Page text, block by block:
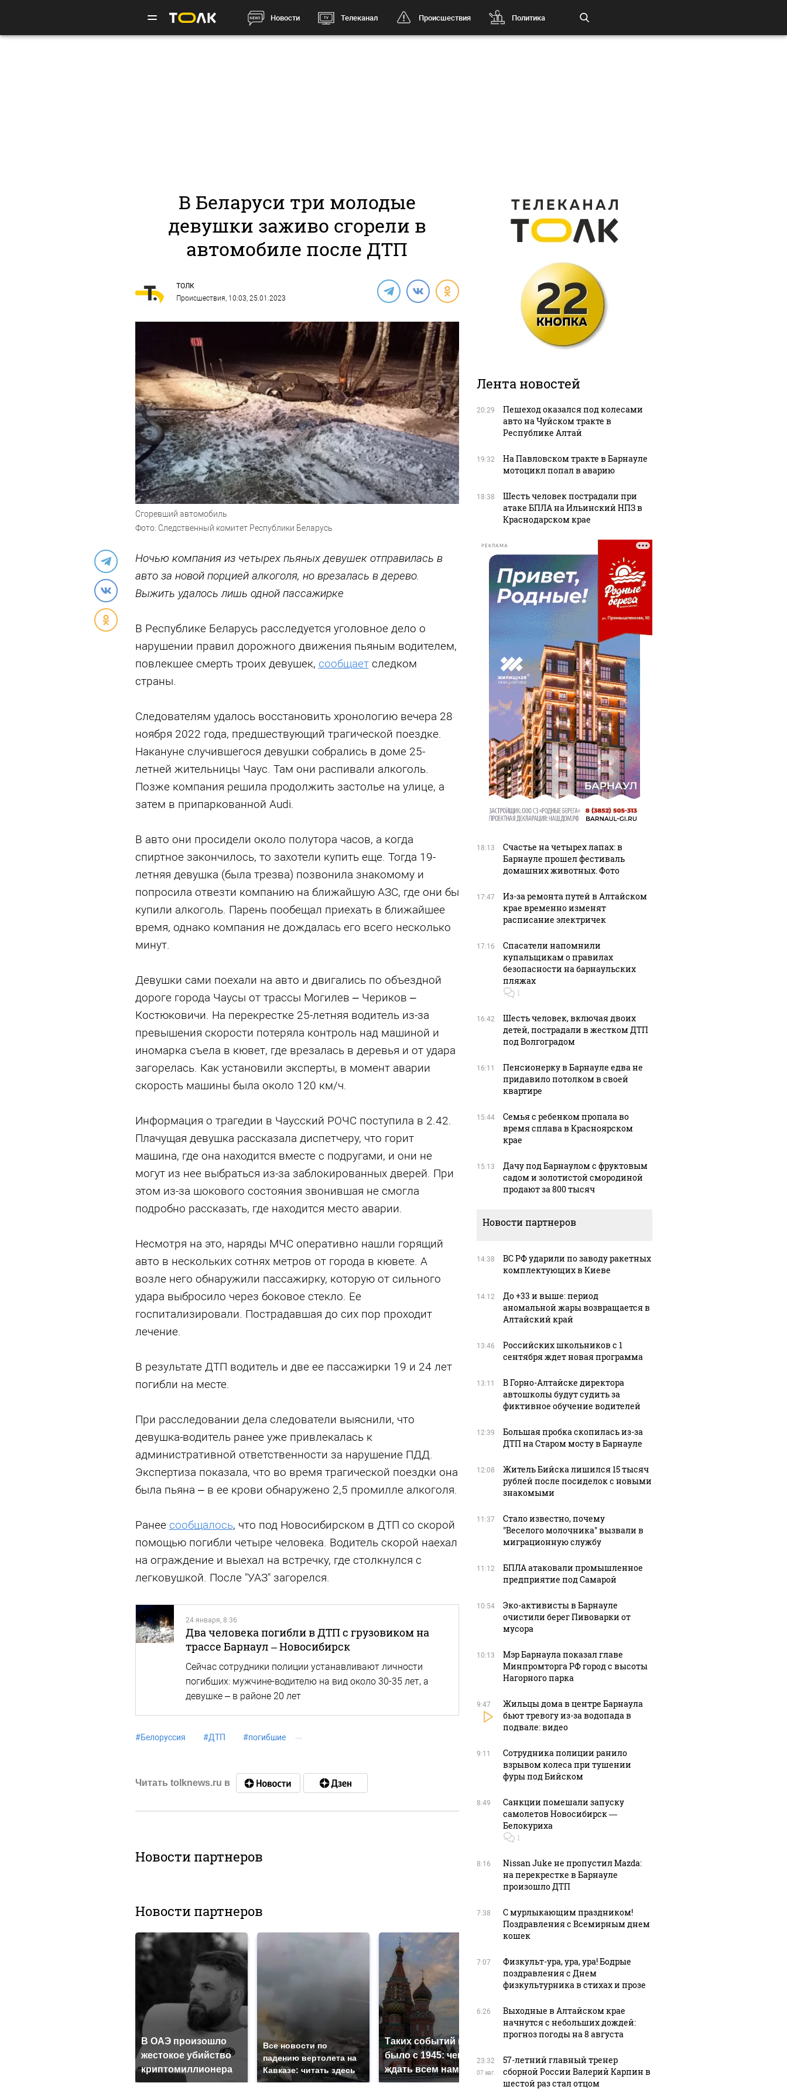
Новости Телеканал Происшествия Политика
В Беларуси три молодые
девушки заживо сгорели в
автомобиле после ДТП
ТОЛК
Происшествия, 10:03, 25.01.2023
Сгоревший автомобиль
Фото: Следственный комитет Республики Беларусь
Ночью компания из четырех пьяных девушек отправилась в
авто за новой порцией алкоголя, но врезалась в дерево.
Выжить удалось лишь одной пассажирке
В Республике Беларусь расследуется уголовное дело о
нарушении правил дорожного движения пьяным водителем,
повлекшее смерть троих девушек, сообщаетследком
страны.
Следователям удалось восстановить хронологию вечера 28
ноября 2022 года, предшествующий трагической поездке.
Накануне случившегося девушки собрались в доме 25-
летней жительницы Чаус. Там они распивали алкоголь.
Позже компания решила продолжить застолье на улице, а
затем в припаркованной Audi.
В авто они просидели около полутора часов, а когда
спиртное закончилось, то захотели купить еще. Тогда 19-
летняя девушка (была трезва) позвонила знакомому и
попросила отвезти компанию на ближайшую АЗС, где они бы
купили алкоголь. Парень пообещал приехать в ближайшее
время, однако компания не дождалась его всего несколько
минут.
Девушки сами поехали на авто и двигались по объездной
дороге города Чаусы от трассы Могилев – Чериков –
Костюковичи. На перекрестке 25-летняя водитель из-за
превышения скорости потеряла контроль над машиной и
иномарка съела в кювет, где врезалась в деревья и от удара
загорелась. Как установили эксперты, в момент аварии
скорость машины была около 120 км/ч.
Информация о трагедии в Чаусский РОЧС поступила в 2.42.
Плачущая девушка рассказала диспетчеру, что горит
машина, где она находится вместе с подругами, и они не
могут из нее выбраться из-за заблокированных дверей. При
этом из-за шокового состояния звонившая не смогла
подробно рассказать, где находится место аварии.
Несмотря на это, наряды МЧС оперативно нашли горящий
авто в нескольких сотнях метров от города в кювете. А
возле него обнаружили пассажирку, которую от сильного
удара выбросило через боковое стекло. Ее
госпитализировали. Пострадавшая до сих пор проходит
лечение.
В результате ДТП водитель и две ее пассажирки 19 и 24 лет
погибли на месте.
При расследовании дела следователи выяснили, что
девушка-водитель ранее уже привлекалась к
административной ответственности за нарушение ПДД.
Экспертиза показала, что во время трагической поездки она
была пьяна – в ее крови обнаружено 2,5 промилле алкоголя.
Ранее сообщалось, что под Новосибирском в ДТП со скорой
помощью погибли четыре человека. Водитель скорой наехал
на ограждение и выехал на встречку, где столкнулся с
легковушкой. После "УАЗ" загорелся.
24 января, 8:36
Два человека погибли в ДТП с грузовиком на
трассе Барнаул – Новосибирск
Сейчас сотрудники полиции устанавливают личности
погибших: мужчине-водителю на вид около 30-35 лет, а
девушке – в районе 20 лет
#Белоруссия #ДТП #погибшие
Читать tolknews.ru в
Новости партнеров
Новости партнеров
В ОАЭ произошло
жестокое убийство
криптомиллионера
Все новости по
падению вертолета на
Кавказе: читать здесь
Таких событий не
было с 1945: чего
ждать всем нам?
ажиотаж из-за этого
продукта: что купить?
СМИ: В Химках на
подожгли.
Лента новостей
20:29
Пешеход оказался под колесами
авто на Чуйском тракте в
Республике Алтай
19:32
На Павловском тракте в Барнауле
мотоцикл попал в аварию
18:38
Шесть человек пострадали при
атаке БПЛА на Ильинский НПЗ в
Краснодарском крае
РЕКЛАМА
18:13
Счастье на четырех лапах: в
Барнауле прошел фестиваль
домашних животных. Фото
17:47
Из-за ремонта путей в Алтайском
крае временно изменят
расписание электричек
17:16
Спасатели напомнили
купальщикам о правилах
безопасности на барнаульских
пляжах
1
16:42
Шесть человек, включая двоих
детей, пострадали в жестком ДТП
под Волгоградом
16:11
Пенсионерку в Барнауле едва не
придавило потолком в своей
квартире
15:44
Семья с ребенком пропала во
время сплава в Красноярском
крае
15:13
Дачу под Барнаулом с фруктовым
садом и золотистой смородиной
продают за 800 тысяч
Новости партнеров
14:38
ВС РФ ударили по заводу ракетных
комплектующих в Киеве
14:12
До +33 и выше: период
аномальной жары возвращается в
Алтайский край
13:46
Российских школьников с 1
сентября ждет новая программа
13:11
В Горно-Алтайске директора
автошколы будут судить за
фиктивное обучение водителей
12:39
Большая пробка скопилась из-за
ДТП на Старом мосту в Барнауле
12:08
Житель Бийска лишился 15 тысяч
рублей после посиделок с новыми
знакомыми
11:37
Стало известно, почему
"Веселого молочника" вызвали в
миграционную службу
11:12
БПЛА атаковали промышленное
предприятие под Самарой
10:54
Эко-активисты в Барнауле
очистили берег Пивоварки от
мусора
10:13
Мэр Барнаула показал главе
Минпромторга РФ город с высоты
Нагорного парка
9:47
Жильцы дома в центре Барнаула
бьют тревогу из-за водопада в
подвале: видео
9:11
Сотрудника полиции ранило
взрывом колеса при тушении
фуры под Бийском
8:49
Санкции помешали запуску
самолетов Новосибирск —
Белокуриха
1
8:16
Nissan Juke не пропустил Mazda:
на перекрестке в Барнауле
произошло ДТП
7:38
С мурлыкающим праздником!
Поздравления с Всемирным днем
кошек
7:07
Физкульт-ура, ура, ура! Бодрые
поздравления с Днем
физкультурника в стихах и прозе
6:26
Выходные в Алтайском крае
начнутся с небольших дождей:
прогноз погоды на 8 августа
23:32
07 авг.
57-летний главный тренер
сборной России Валерий Карпин в
шестой раз стал отцом